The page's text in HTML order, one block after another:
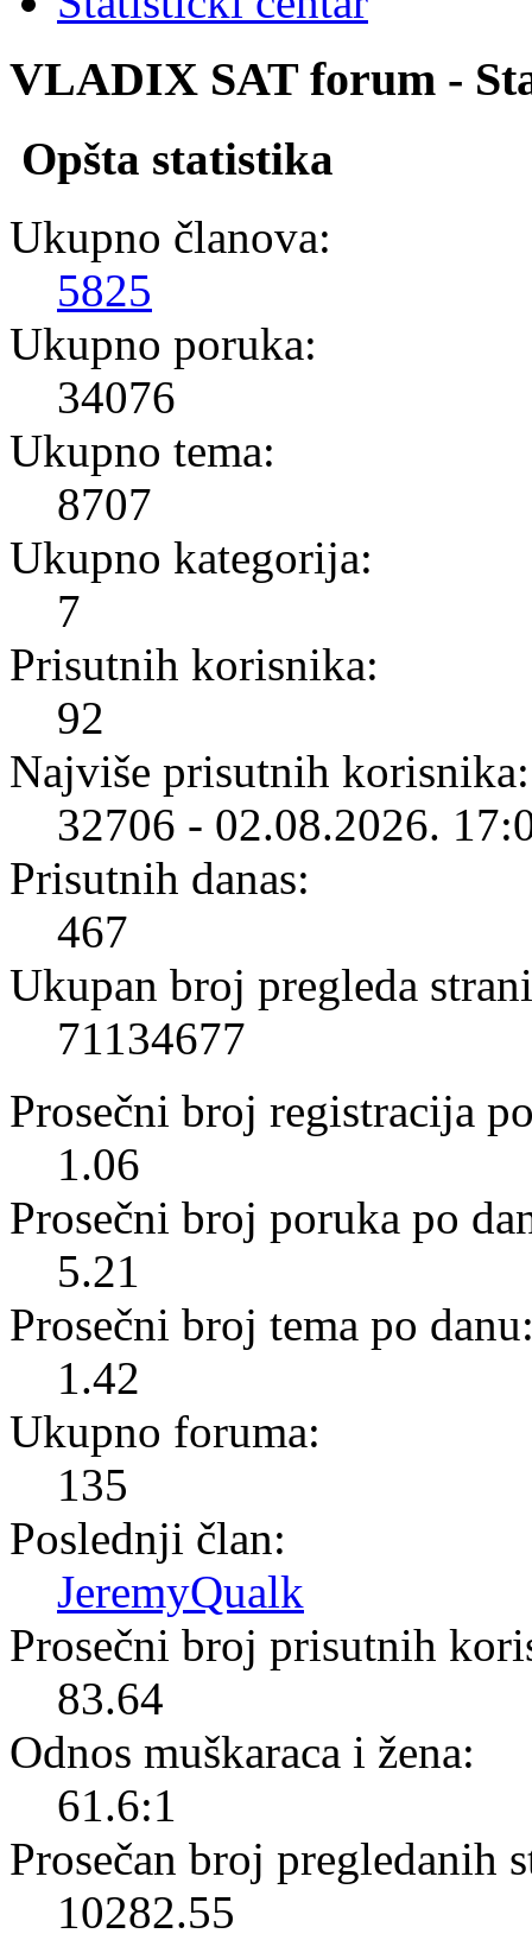
VLADIX SAT forum -
Opšta statistika
Ukupno članova:
5825
Ukupno poruka:
34076
Ukupno tema:
8707
Ukupno kategorija:
7
Prisutnih korisnika:
92
Najviše prisutnih korisnika:
32706 - 02.08.2026.
Prisutnih danas:
467
Ukupan broj pregleda
71134677
Prosečni broj registracija
1.06
Prosečni broj poruka po
5.21
Prosečni broj tema po
1.42
Ukupno foruma:
135
Poslednji član:
JeremyQualk
Prosečni broj prisutnih
83.64
Odnos muškaraca i žena:
61.6:1
Prosečan broj pregledanih
10282.55